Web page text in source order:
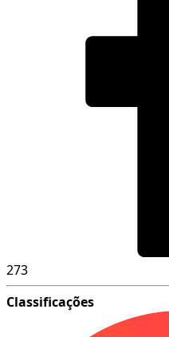
273
Classificações